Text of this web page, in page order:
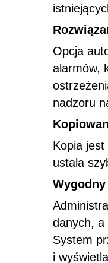
Opcja
alarmów,
nadzoru
Kopia
ustala
danych, a
System
i